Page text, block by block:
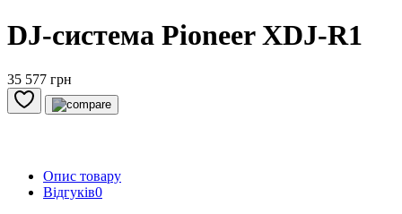
DJ-система Pioneer XDJ-R1
35 577 грн
Опис товару
Відгуків0